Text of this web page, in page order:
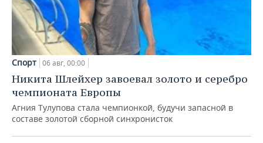
Спорт 06 авг, 00:00
Никита Шлейхер завоевал золото и серебро
чемпионата Европы
Агния Тулупова стала чемпионкой, будучи запасной в
составе золотой сборной синхронисток